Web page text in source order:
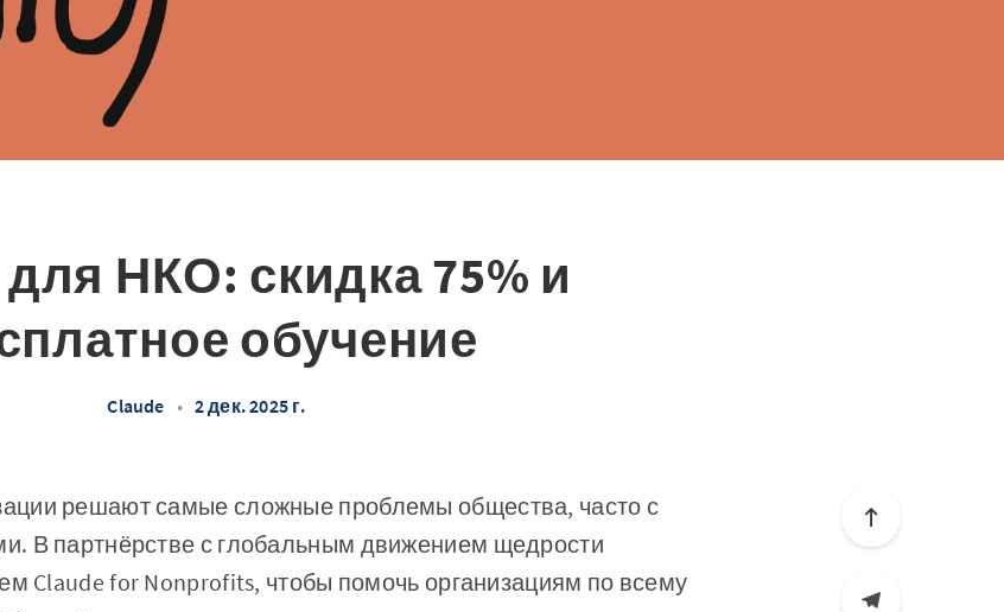
для НКО: скидка 75% и
обучение
Claude • 2 дек. 2025 г.
решают самые сложные проблемы общества, часто с
В партнёрстве с глобальным движением щедрости
Claude for Nonprofits, чтобы помочь организациям по всему